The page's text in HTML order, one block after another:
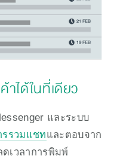
ได้ในที่เดียว
และระบบ
รรวมแชทและตอบจาก
เวลาการพิมพ์